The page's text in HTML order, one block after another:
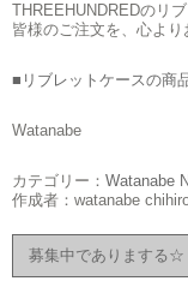
THREEHUNDREDのリ
皆様のご注文を、心より
■リブレットケースの商
Watanabe
カテゴリー： Watanabe
作成者：watanabe
募集中でありまする☆